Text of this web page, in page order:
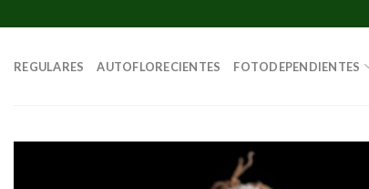
to
REGULARES AUTOFLORECIENTES FOTODEPENDIENTES